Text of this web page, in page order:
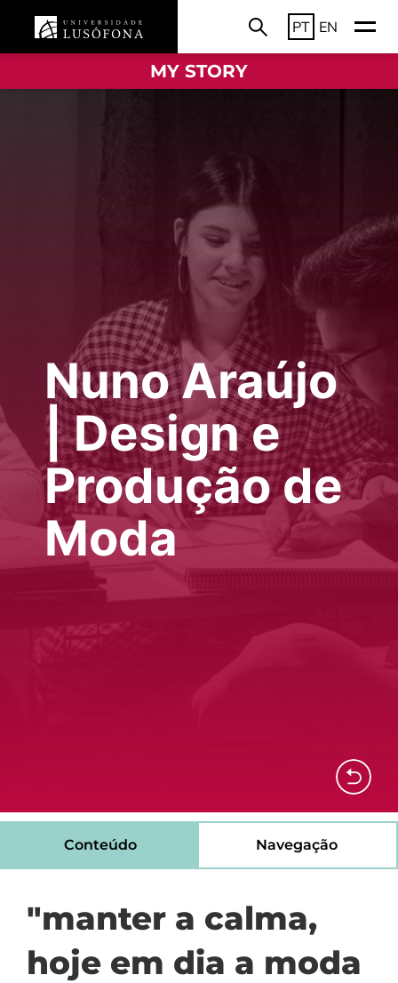
PT EN
MY STORY
Nuno Araújo
| Design e
Produção de
Moda
Conteúdo Navegação
"manter a calma,
hoje em dia a moda